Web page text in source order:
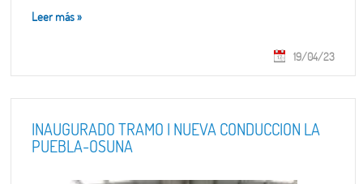
Leer más»
19/04/23
INAUGURADO TRAMO I NUEVA CONDUCCION LA
PUEBLA-OSUNA